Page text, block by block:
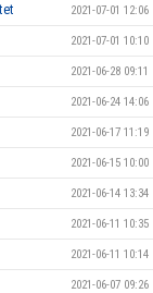
2021-07-01 12:06
2021-07-01 10:10
2021-06-28 09:11
2021-06-24 14:06
2021-06-17 11:19
2021-06-15 10:00
2021-06-14 13:34
2021-06-11 10:35
2021-06-11 10:14
2021-06-07 09:26